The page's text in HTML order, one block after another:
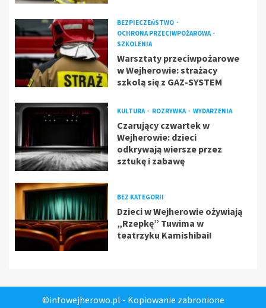
BEZPIECZEŃSTWO
OCHRONA PRZECIWPOŻAROWA
SZKOLENIA
Warsztaty przeciwpożarowe
w Wejherowie: strażacy
szkolą się z GAZ-SYSTEM
KULTURA ROZRYWKA WYDARZENIA
Czarujący czwartek w
Wejherowie: dzieci
odkrywają wiersze przez
sztukę i zabawę
BEZ KATEGORII
Dzieci w Wejherowie ożywiają
„Rzepkę” Tuwima w
teatrzyku Kamishibai!
©infowejherowo.pl - Kopiowanie zabronione